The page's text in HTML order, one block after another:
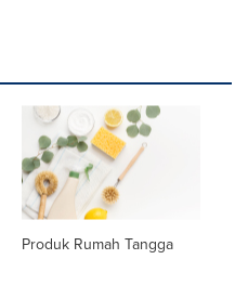
Produk Rumah Tangga